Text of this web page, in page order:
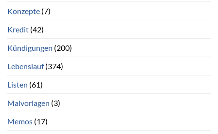
Konzepte (7)
Kredit (42)
Kündigungen (200)
Lebenslauf(374)
Listen (61)
Malvorlagen (3)
Memos (17)